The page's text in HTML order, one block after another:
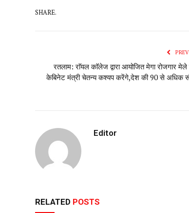
SHARE.
रतलाम: राॅयल काॅलेज द्वारा आयोजित मेगा रोजगार
केबिनेट मंत्री चेतन्य कश्यप करेंगे,देश की 90 से अधिक
Editor
RELATED POSTS